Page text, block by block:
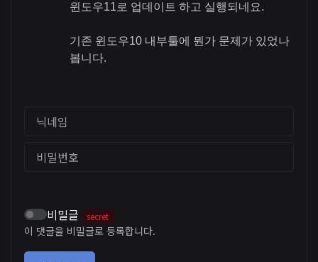
윈도우11로 업데이트 하고 실행되네요.
기존 윈도우10 내부툴에 뭔가 문제가 있었나
봅니다.
닉네임
비밀번호
비밀글 secret
이 댓글을 비밀글로 등록합니다.